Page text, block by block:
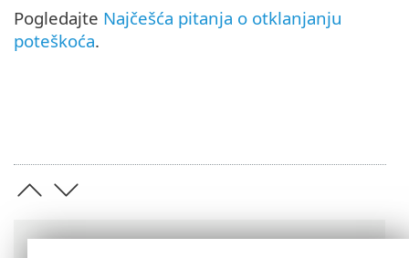
Pogledajte Najčešća pitanja o otklanjanju
poteškoća.